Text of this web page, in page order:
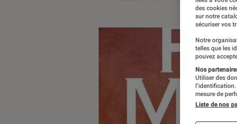
des cookies
sur notre
sécuriser vos
Notre
telles que les
pouvez
Nos
Utiliser des
mesure de
Liste de nos